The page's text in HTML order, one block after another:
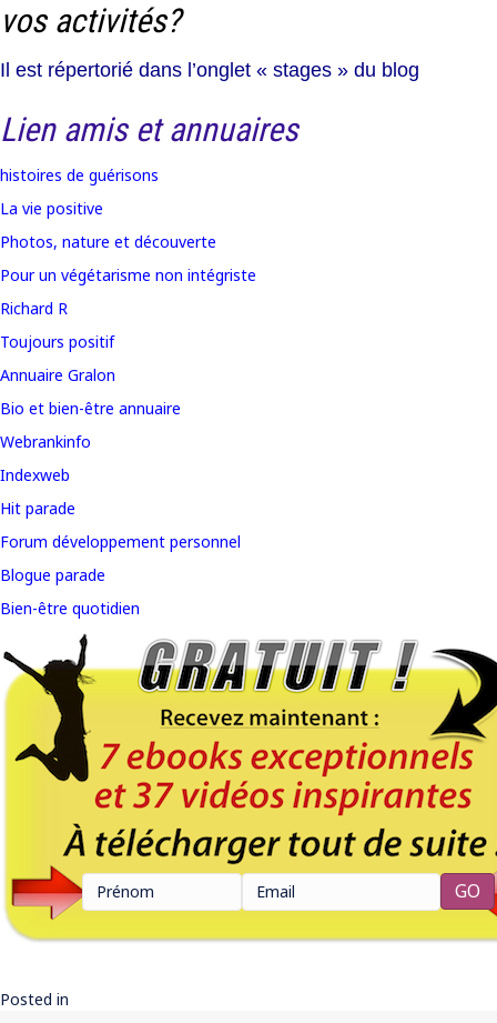
vos activités?
Il est répertorié dans l’onglet « stages » du blog
Lien amis et annuaires
histoires de guérisons
La vie positive
Photos, nature et découverte
Pour un végétarisme non intégriste
Richard R
Toujours positif
Annuaire Gralon
Bio et bien-être annuaire
Webrankinfo
Indexweb
Hit parade
Forum développement personnel
Blogue parade
Bien-être quotidien
Posted in